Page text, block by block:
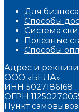
Для бизнеса
Способы
Система
Полезные
Способы
Адрес и
ООО «БЕЛА»
ИНН 5027186168
ОГРН
Пункт